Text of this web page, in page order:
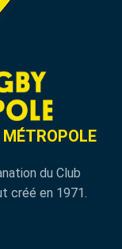
du Club
créé en 1971.